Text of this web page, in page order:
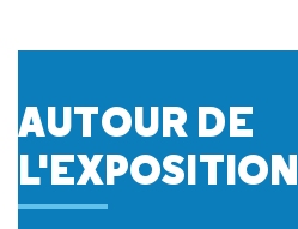
AUTOUR DE
L'EXPOSITION